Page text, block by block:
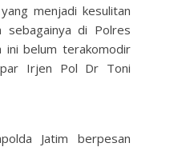
menjadi kesulitan
sebagainya di Polres
ini belum terakomodir
Irjen Pol Dr Toni
Jatim berpesan